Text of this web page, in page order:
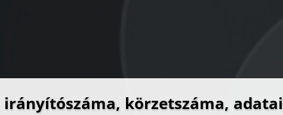
irányítószáma, körzetszáma, adatai